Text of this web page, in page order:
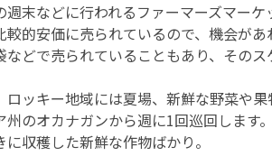
週末などに行われるファーマーズマー
較的安価に売られているので、機会が
などで売られていることもあり、その
ロッキー地域には夏場、新鮮な野菜や
州のオカナガンから週に1回巡回します
に収穫した新鮮な作物ばかり。